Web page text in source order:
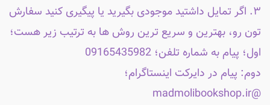
۳. اگر تمایل داشتید موجودی بگیرید یا پیگیری کنید سفارش
تون رو، بهترین و سریع ترین روش ها به ترتیب زیر هست؛
اول؛ پیام به شماره تلفن؛ 09165435982
دوم: پیام در دایرکت اینستاگرام؛
@madmolibookshop.ir